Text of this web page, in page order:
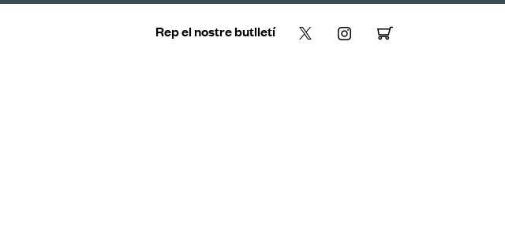
Rep el nostre butlletí